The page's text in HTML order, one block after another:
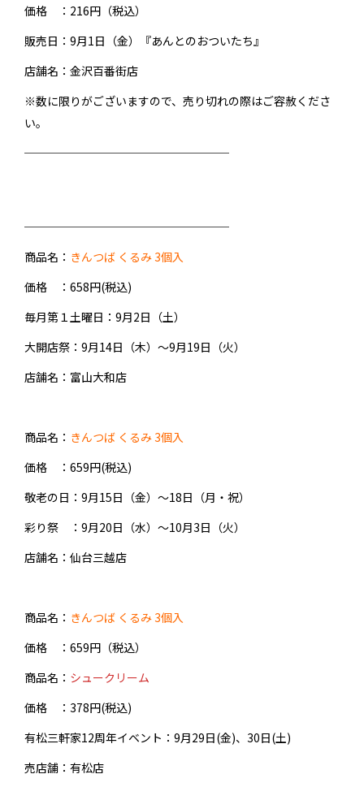
価格 ：216円（税込）
販売日：9月1日（金）『あんとのおついたち 』
店舗名：金沢百番街店
※数に限りがございますので、売り切れの際はご容赦くださ
い。
──────────────────
──────────────────
商品名： きんつば くるみ 3個入
価格 ：658円(税込)
毎月第１土曜日 ：9月2日（土）
大開店祭 ：9月14日（木）～9月19日（火）
店舗名：富山大和店
商品名： きんつば くるみ 3個入
価格 ：659円(税込)
敬老の日 ：9月15日（金）～18日（月・祝）
彩り祭 ：9月20日（水）～10月3日（火）
店舗名：仙台三越店
商品名： きんつば くるみ 3個入
価格 ：659円（税込）
商品名： シュークリーム
価格 ：378円(税込)
有松三軒家12周年イベント ：9月29日(金)、30日(土)
売店舗：有松店